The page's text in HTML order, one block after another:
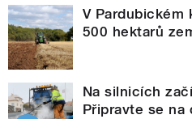
V Pardubickém
500 hektarů
Na silnicích
Připravte se na